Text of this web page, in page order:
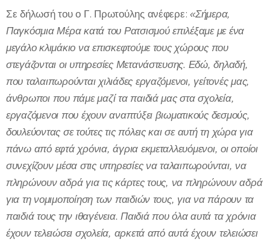
Σε δήλωσή του ο Γ. Πρωτούλης ανέφερε: «Σήμερα,
Παγκόσμια Μέρα κατά του Ρατσισμού επιλέξαμε με ένα
μεγάλο κλιμάκιο να επισκεφτούμε τους χώρους που
στεγάζονται οι υπηρεσίες Μετανάστευσης. Εδώ, δηλαδή,
που ταλαιπωρούνται χιλιάδες εργαζόμενοι, γείτονές μας,
άνθρωποι που πάμε μαζί τα παιδιά μας στα σχολεία,
εργαζόμενοι που έχουν αναπτύξει βιωματικούς δεσμούς,
δουλεύοντας σε τούτες τις πόλεις και σε αυτή τη χώρα για
πάνω από εφτά χρόνια, άγρια εκμεταλλευόμενοι, οι οποίοι
συνεχίζουν μέσα στις υπηρεσίες να ταλαιπωρούνται, να
πληρώνουν αδρά για τις κάρτες τους, να πληρώνουν αδρά
για τη νομιμοποίηση των παιδιών τους, για να πάρουν τα
παιδιά τους την ιθαγένεια. Παιδιά που όλα αυτά τα χρόνια
έχουν τελειώσει σχολεία, αρκετά από αυτά έχουν τελειώσει